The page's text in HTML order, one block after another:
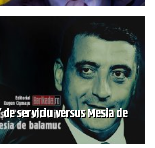
serviciu versus Mesia de